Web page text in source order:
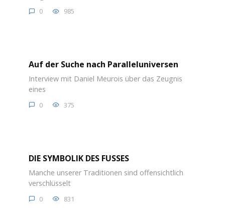
0 985
Auf der Suche nach Paralleluniversen
Interview mit Daniel Meurois über das Zeugnis
eines
0 375
DIE SYMBOLIK DES FUSSES
Manche unserer Traditionen sind offensichtlich
verschlüsselt
0 831